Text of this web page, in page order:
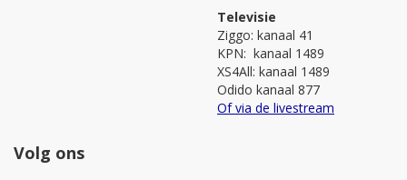
Televisie
Ziggo: kanaal 41
KPN: kanaal 1489
XS4All: kanaal 1489
Odido kanaal 877
Of via de livestream
Volg ons